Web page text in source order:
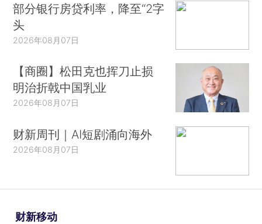
部分银行房贷利率，降至“2字
头
2026年08月07日
【商圈】松田克也挥刀止损
明治折戟中国乳业
2026年08月07日
财新周刊｜AI短剧涌向海外
2026年08月07日
财新移动